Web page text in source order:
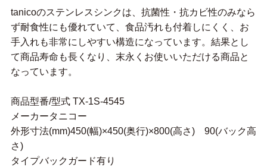
tanicoのステンレスシンクは、抗菌性・抗カビ性のみなら
ず耐食性にも優れていて、食品汚れも付着しにくく、お
手入れも非常にしやすい構造になっています。結果とし
て商品寿命も長くなり、末永くお使いいただける商品と
なっています。
商品型番/型式 TX-1S-4545
メーカータニコー
外形寸法(mm)450(幅)×450(奥行)×800(高さ) 90(バック高
さ)
タイプバックガード有り